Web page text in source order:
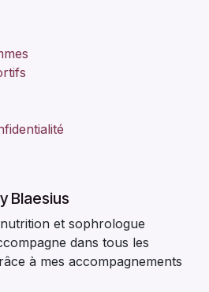
Blaesius
et sophrologue
dans tous les
à mes accompagnements